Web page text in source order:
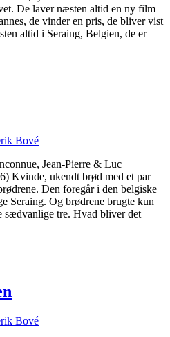
De laver næsten altid en ny film
de vinder en pris, de bliver vist
altid i Seraing, Belgien, de er
Bové
Jean-Pierre & Luc
Kvinde, ukendt brød med et par
Den foregår i den belgiske
Seraing. Og brødrene brugte kun
sædvanlige tre. Hvad bliver det
Bové